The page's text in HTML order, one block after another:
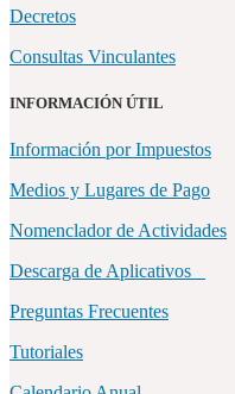
Decretos
Consultas Vinculantes
INFORMACIÓN ÚTIL
Información por Impuestos
Medios y Lugares de Pago
Nomenclador de Actividades
Descarga de Aplicativos
Preguntas Frecuentes
Tutoriales